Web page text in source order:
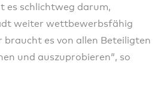
es schlichtweg darum,
weiter wettbewerbsfähig
es von allen Beteiligten
und auszuprobieren“, so